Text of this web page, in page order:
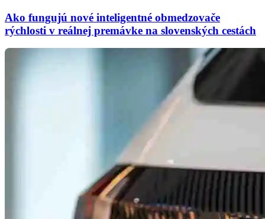
Ako fungujú nové inteligentné obmedzovače
rýchlosti v reálnej premávke na slovenských cestách